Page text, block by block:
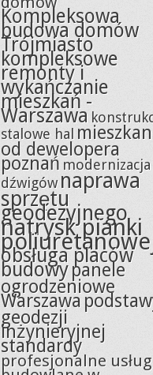
Kompleksowa
budowa domów
Trójmiasto
kompleksowe
remonty i
wykańczanie
mieszkań -
Warszawa
stalowe hal
od dewelopera
poznań modernizacja
dźwigów naprawa
sprzętu
geodezyjnego
natrysk pianki
obsługa placów
budowypanele
ogrodzeniowe
Warszawa
geodezji
inżynieryjnej
standardy
profesjonalne